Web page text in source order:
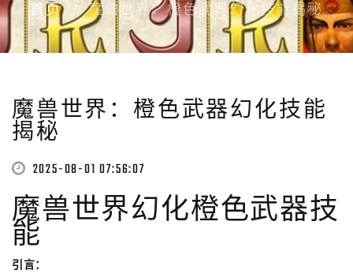
首页 魔兽世界：橙色武器幻化技能揭秘
魔兽世界：橙色武器幻化技能
揭秘
2025-08-01 07:56:07
魔兽世界幻化橙色武器技
能
引言：